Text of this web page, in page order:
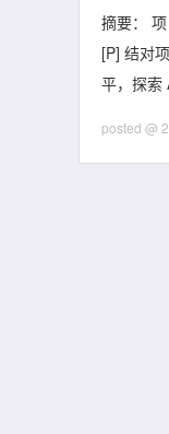
摘要：
[P] 结对
平，探索
posted @